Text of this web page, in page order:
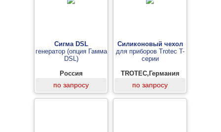
Сигма DSL
генератор (опция Гамма
DSL)
Россия
по запросу
Силиконовый чехол
для приборов Trotec T-
серии
TROTEC,Германия
по запросу